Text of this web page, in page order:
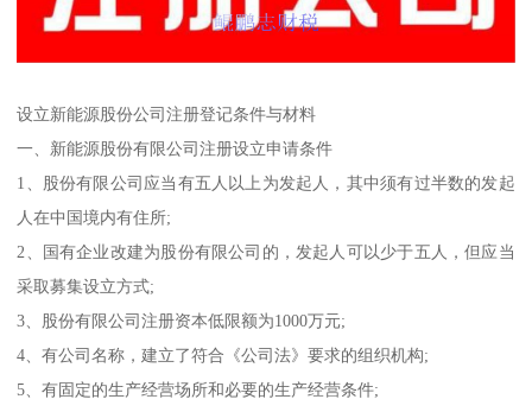
设立新能源股份公司注册登记条件与材料
一、新能源股份有限公司注册设立申请条件
1、股份有限公司应当有五人以上为发起人，其中须有过半数的发起
人在中国境内有住所;
2、国有企业改建为股份有限公司的，发起人可以少于五人，但应当
采取募集设立方式;
3、股份有限公司注册资本低限额为1000万元;
4、有公司名称，建立了符合《公司法》要求的组织机构;
5、有固定的生产经营场所和必要的生产经营条件;